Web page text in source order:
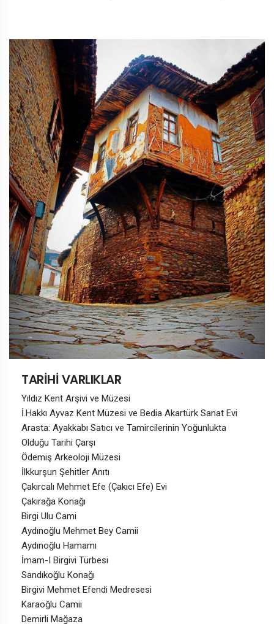
TARİHİ VARLIKLAR
Yıldız Kent Arşivi ve Müzesi
İ.Hakkı Ayvaz Kent Müzesi ve Bedia Akartürk Sanat Evi
Arasta: Ayakkabı Satıcı ve Tamircilerinin Yoğunlukta
Olduğu Tarihi Çarşı
Ödemiş Arkeoloji Müzesi
İlkkurşun Şehitler Anıtı
Çakırcalı Mehmet Efe (Çakıcı Efe) Evi
Çakırağa Konağı
Birgi Ulu Cami
Aydınoğlu Mehmet Bey Camii
Aydınoğlu Hamamı
İmam-I Birgivi Türbesi
Sandıkoğlu Konağı
Birgivi Mehmet Efendi Medresesi
Karaoğlu Camii
Demirli Mağaza